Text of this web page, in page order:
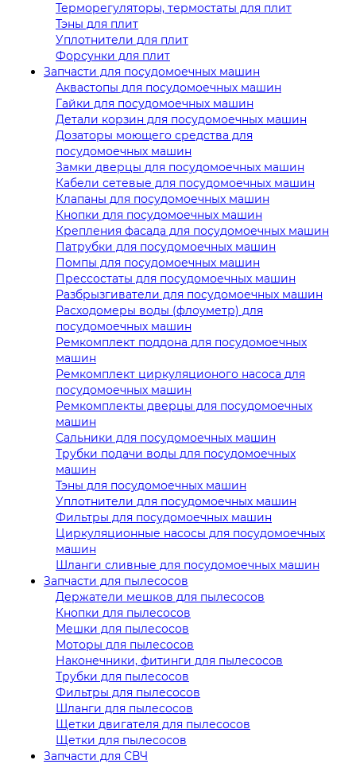
Терморегуляторы, термостаты для плит
Тэны для плит
Уплотнители для плит
Форсунки для плит
Запчасти для посудомоечных машин
Аквастопы для посудомоечных машин
Гайки для посудомоечных машин
Детали корзин для посудомоечных машин
Дозаторы моющего средства для
посудомоечных машин
Замки дверцы для посудомоечных машин
Кабели сетевые для посудомоечных машин
Клапаны для посудомоечных машин
Кнопки для посудомоечных машин
Крепления фасада для посудомоечных машин
Патрубки для посудомоечных машин
Помпы для посудомоечных машин
Прессостаты для посудомоечных машин
Разбрызгиватели для посудомоечных машин
Расходомеры воды (флоуметр) для
посудомоечных машин
Ремкомплект поддона для посудомоечных
машин
Ремкомплект циркуляционого насоса для
посудомоечных машин
Ремкомплекты дверцы для посудомоечных
машин
Сальники для посудомоечных машин
Трубки подачи воды для посудомоечных
машин
Тэны для посудомоечных машин
Уплотнители для посудомоечных машин
Фильтры для посудомоечных машин
Циркуляционные насосы для посудомоечных
машин
Шланги сливные для посудомоечных машин
Запчасти для пылесосов
Держатели мешков для пылесосов
Кнопки для пылесосов
Мешки для пылесосов
Моторы для пылесосов
Наконечники, фитинги для пылесосов
Трубки для пылесосов
Фильтры для пылесосов
Шланги для пылесосов
Щетки двигателя для пылесосов
Щетки для пылесосов
Запчасти для СВЧ